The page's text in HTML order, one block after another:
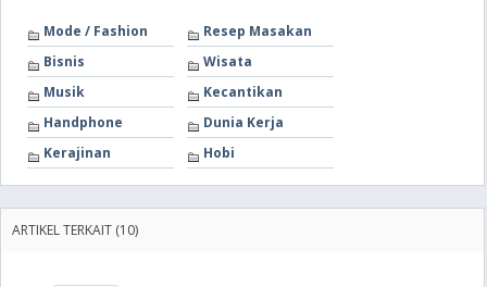
Mode / Fashion
Resep Masakan
Bisnis
Wisata
Musik
Kecantikan
Handphone
Dunia Kerja
Kerajinan
Hobi
ARTIKEL TERKAIT (10)